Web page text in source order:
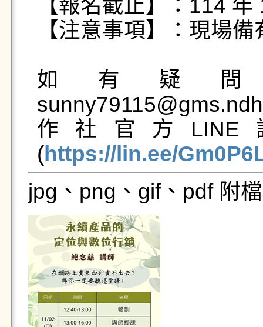
【報名截止】：114
【注意事項】：現場
如有疑
作社官方
(https://lin.ee/
jpg、png、gif、pdf 附